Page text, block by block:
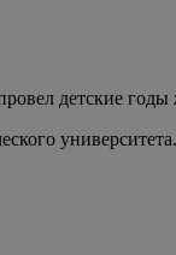
детские годы